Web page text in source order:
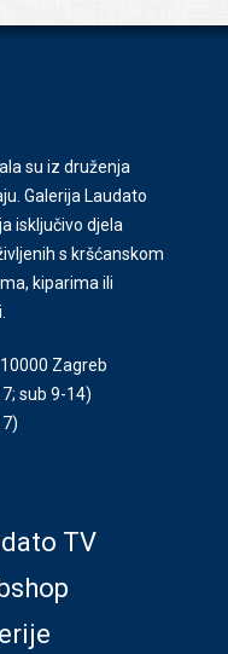
su iz druženja
Galerija Laudato
isključivo djela
s kršćanskom
kiparima ili
Zagreb
sub 9-14)
TV